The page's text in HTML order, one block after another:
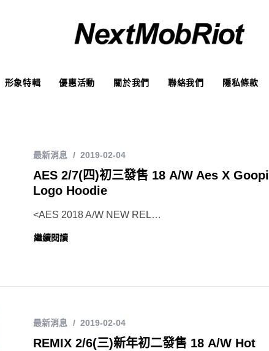
形象特輯 優惠活動 關於我們 聯絡我們 隱私條款
最新消息 2019-02-04
AES 2/7(四)初三發售 18 A/W Aes X Goopi
Logo Hoodie
<AES 2018 A/W NEW REL…
繼續閱讀
最新消息 2019-02-04
REMIX 2/6(三)新年初二發售 18 A/W Hot